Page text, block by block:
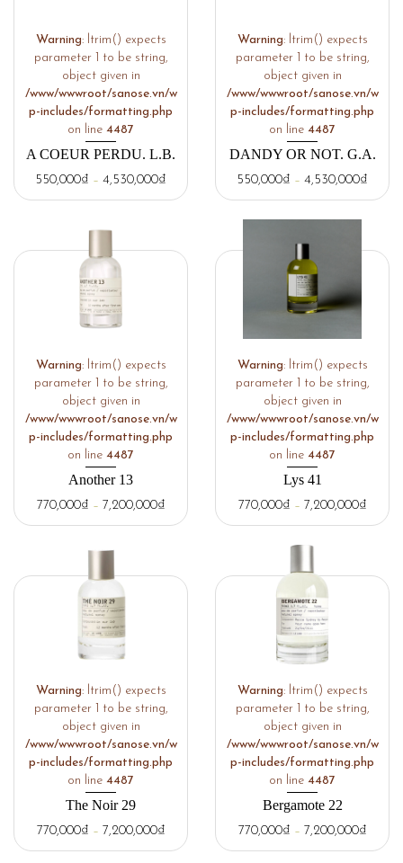
Warning: ltrim() expects
parameter 1 to be string,
object given in
/www/wwwroot/sanose.vn/w
p-includes/formatting.php
on line 4487
A COEUR PERDU. L.B.
550,000₫ – 4,530,000₫
Warning: ltrim() expects
parameter 1 to be string,
object given in
/www/wwwroot/sanose.vn/w
p-includes/formatting.php
on line 4487
DANDY OR NOT. G.A.
550,000₫ – 4,530,000₫
Warning: ltrim() expects
parameter 1 to be string,
object given in
/www/wwwroot/sanose.vn/w
p-includes/formatting.php
on line 4487
Another 13
770,000₫ – 7,200,000₫
Warning: ltrim() expects
parameter 1 to be string,
object given in
/www/wwwroot/sanose.vn/w
p-includes/formatting.php
on line 4487
Lys 41
770,000₫ – 7,200,000₫
Warning: ltrim() expects
parameter 1 to be string,
object given in
/www/wwwroot/sanose.vn/w
p-includes/formatting.php
on line 4487
The Noir 29
770,000₫ – 7,200,000₫
Warning: ltrim() expects
parameter 1 to be string,
object given in
/www/wwwroot/sanose.vn/w
p-includes/formatting.php
on line 4487
Bergamote 22
770,000₫ – 7,200,000₫